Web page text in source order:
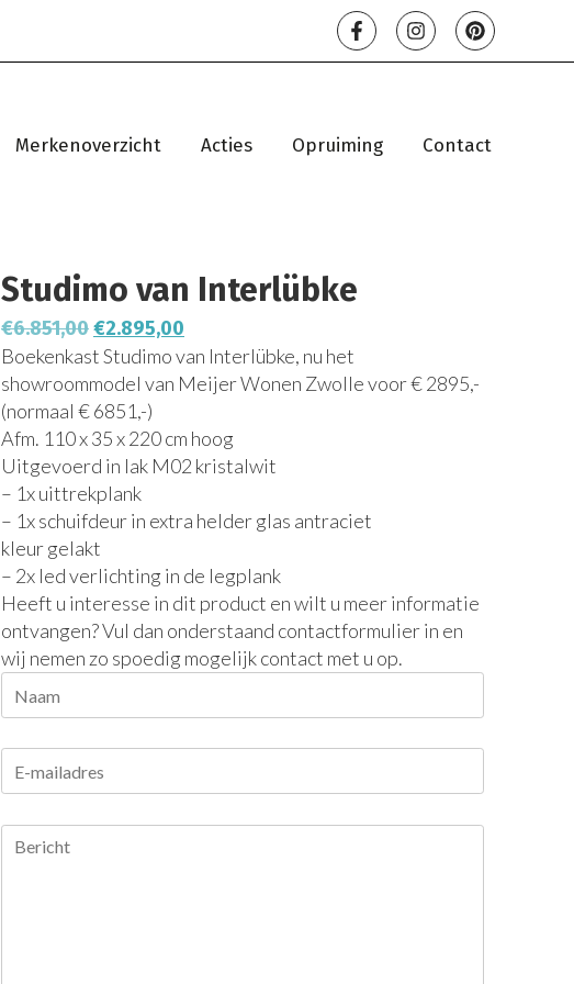
Merkenoverzicht Acties Opruiming Contact
Studimo van Interlübke
€6.851,00€2.895,00
Boekenkast Studimo van Interlübke, nu het
showroommodel van Meijer Wonen Zwolle voor € 2895,-
(normaal € 6851,-)
Afm. 110 x 35 x 220 cm hoog
Uitgevoerd in lak M02 kristalwit
– 1x uittrekplank
– 1x schuifdeur in extra helder glas antraciet
kleur gelakt
– 2x led verlichting in de legplank
Heeft u interesse in dit product en wilt u meer informatie
ontvangen? Vul dan onderstaand contactformulier in en
wij nemen zo spoedig mogelijk contact met u op.
mailadres
Bericht